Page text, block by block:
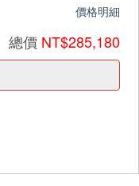
價格明細
總價 NT$285,180